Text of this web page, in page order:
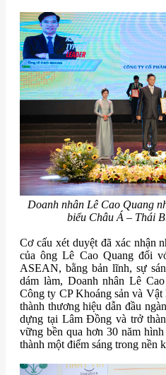
Doanh nhân Lê Cao Quang
biểu Châu Á – Thái
Cơ cấu xét duyệt đã xác nhận
của ông Lê Cao Quang đối
ASEAN, bằng bản lĩnh, sự
dám làm, Doanh nhân Lê
Công ty CP Khoáng sản và
thành thương hiệu dẫn đầu
dựng tại Lâm Đồng và trở
vững bền qua hơn 30 năm
thành một điểm sáng trong nền